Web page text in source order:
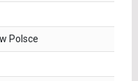
Polsce